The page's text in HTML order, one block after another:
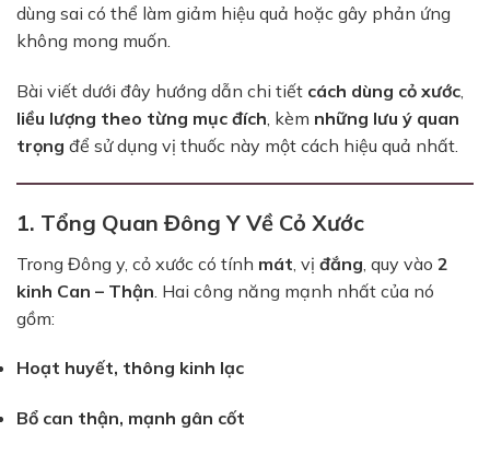
dùng sai có thể làm giảm hiệu quả hoặc gây phản ứng
không mong muốn.
Bài viết dưới đây hướng dẫn chi tiết cách dùng cỏ xước
liều lượng theo từng mục đích , kèm những lưu ý quan
trọng để sử dụng vị thuốc này một cách hiệu quả nhất.
1. Tổng Quan Đông Y Về Cỏ Xước
Trong Đông y, cỏ xước có tính mát , vị đắng , quy vào 2
kinh Can – Thận . Hai công năng mạnh nhất của nó
gồm:
Hoạt huyết, thông kinh lạc
Bổ can thận, mạnh gân cốt